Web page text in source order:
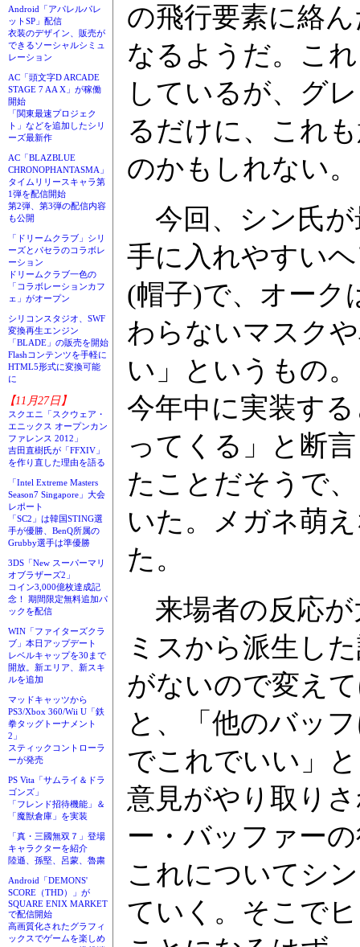
Android「アパレルパレ
ットSP」配信
衣装のデザイン、販売が
できるソーシャルシミュ
レーション
AC「頭文字D ARCADE
STAGE 7 AA X」が稼働
開始
「関東最速プロジェク
ト」などを追加したシリ
ーズ最新作
AC「BLAZBLUE
CHRONOPHANTASMA」
タイムリリースキャラ第
1弾を配信開始
第2弾、第3弾の配信内容
も公開
「ドリームクラブ」シリ
ーズとパセラのコラボレ
ーション
ドリームクラブ一色の
「コラボレーションカフ
ェ」がオープン
シリコンスタジオ、SWF
変換再生エンジン
「BLADE」の販売を開始
Flashコンテンツを手軽に
HTML5形式に変換可能
に
【11月27日】
スクエニ「スクウェア・
エニックス オープンカン
ファレンス 2012」
吉田直樹氏が「FFXIV」
を作り直した理由を語る
「Intel Extreme Masters
Season7 Singapore」大会
レポート
「SC2」は韓国STING選
手が優勝、BenQ所属の
Grubby選手は準優勝
3DS「New スーパーマリ
オブラザーズ2」
コイン3,000億枚達成記
念！ 期間限定無料追加パ
ックを配信
WIN「ファイターズクラ
ブ」本日アップデート
レベルキャップを30まで
開放。新エリア、新スキ
ルを追加
マッドキャッツから
PS3/Xbox 360/Wii U「鉄
拳タッグトーナメント
2」
スティックコントローラ
ーが発売
PS Vita「サムライ＆ドラ
ゴンズ」
「フレンド招待機能」＆
「魔獣倉庫」を実装
「真・三國無双７」登場
キャラクターを紹介
陸遜、孫堅、呂蒙、魯粛
Android「DEMONS'
SCORE（THD）」が
SQUARE ENIX MARKET
で配信開始
高画質化されたグラフィ
ックスでゲームを楽しめ
の飛行要素に絡
なるようだ。こ
しているが、グ
るだけに、これ
のかもしれない。
今回、シン氏が
手に入れやすい
(帽子)で、オーク
わらないマスク
い」というもの
今年中に実装す
ってくる」と断
たことだそうで
いた。メガネ萌
た。
来場者の反応が
ミスから派生し
がないので変え
と、「他のバッ
でこれでいい」
意見がやり取り
ー・バッファー
これについてシ
ていく。そこで